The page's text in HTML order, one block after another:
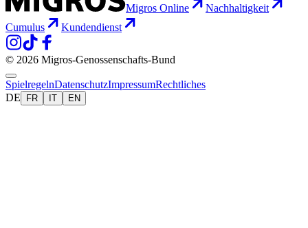
Migros Online
Nachhaltigkeit
Cumulus
Kundendienst
© 2026 Migros-Genossenschafts-Bund
SpielregelnDatenschutzImpressumRechtliches
DE
FR IT EN